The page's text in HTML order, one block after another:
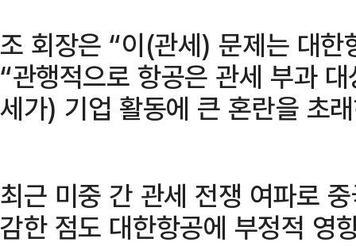
조 회장은 “이(관세) 문제는 대한
“관행적으로 항공은 관세 부과
세가) 기업 활동에 큰 혼란을 초
최근 미중 간 관세 전쟁 여파로
감한 점도 대한항공에 부정적 영